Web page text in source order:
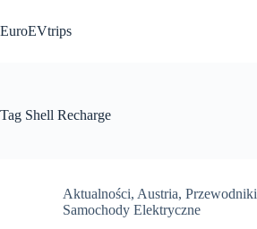
do
treści
EuroEVtrips
Tag Shell Recharge
Aktualności, Austria, Przewodniki
Samochody Elektryczne